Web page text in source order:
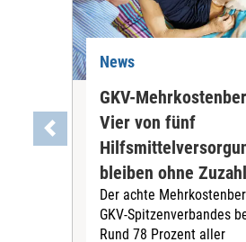
News
GKV-
Vier von fünf
bleiben ohne
Der achte
GKV-Spitzenverbandes
Rund 78 Prozent aller